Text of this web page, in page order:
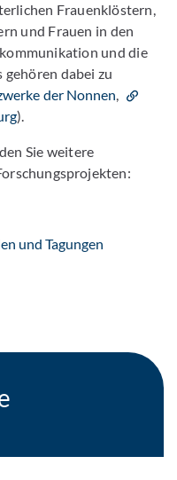
Frauenklöstern,
und Frauen in den
und die
dabei zu
der Nonnen,
).
Sie weitere
und Tagungen